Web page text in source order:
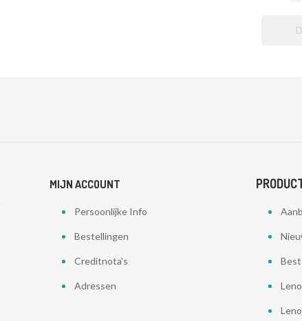
MIJN ACCOUNT
Persoonlijke Info
Bestellingen
Creditnota's
Adressen